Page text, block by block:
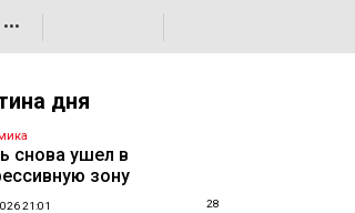
•••
дня
снова ушел в
зону
21:01 28